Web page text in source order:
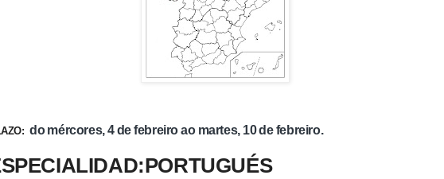
do mércores, 4 de febreiro ao martes, 10 de febreiro.